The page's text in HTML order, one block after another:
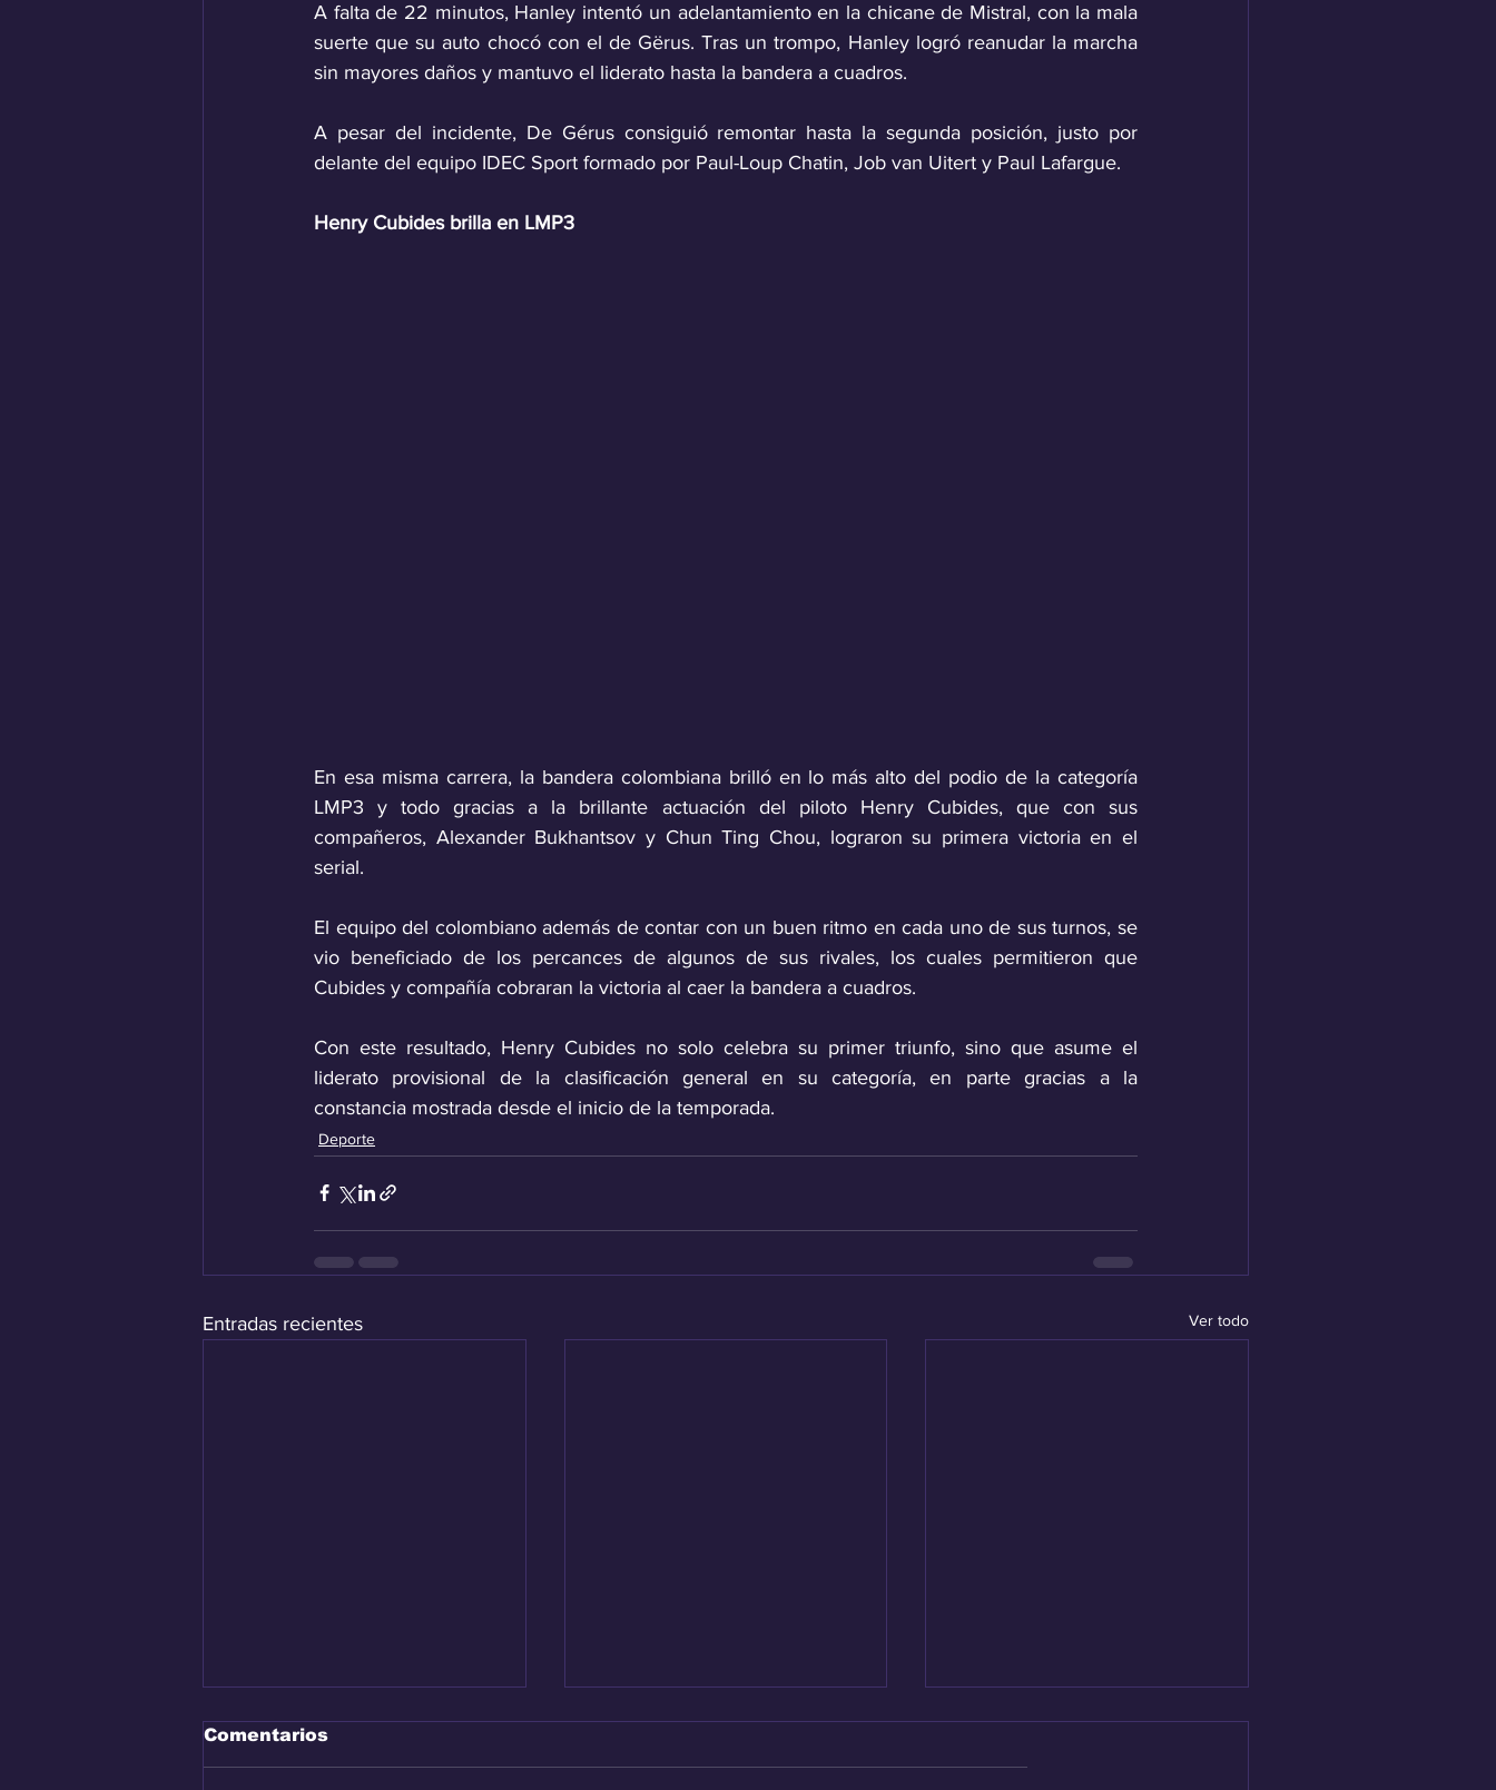
A falta de 22 minutos, Hanley intentó un adelantamiento en la chicane de Mistral, con la mala
suerte que su auto chocó con el de Gërus. Tras un trompo, Hanley logró reanudar la marcha
sin mayores daños y mantuvo el liderato hasta la bandera a cuadros.
A pesar del incidente, De Gérus consiguió remontar hasta la segunda posición, justo por
delante del equipo IDEC Sport formado por Paul-Loup Chatin, Job van Uitert y Paul Lafargue.
Henry Cubides brilla en LMP3
En esa misma carrera, la bandera colombiana brilló en lo más alto del podio de la categoría
LMP3 y todo gracias a la brillante actuación del piloto Henry Cubides, que con sus
compañeros, Alexander Bukhantsov y Chun Ting Chou, lograron su primera victoria en el
serial.
El equipo del colombiano además de contar con un buen ritmo en cada uno de sus turnos, se
vio beneficiado de los percances de algunos de sus rivales, los cuales permitieron que
Cubides y compañía cobraran la victoria al caer la bandera a cuadros.
Con este resultado, Henry Cubides no solo celebra su primer triunfo, sino que asume el
liderato provisional de la clasificación general en su categoría, en parte gracias a la
constancia mostrada desde el inicio de la temporada.
Deporte
Entradas recientes Ver todo
Comentarios